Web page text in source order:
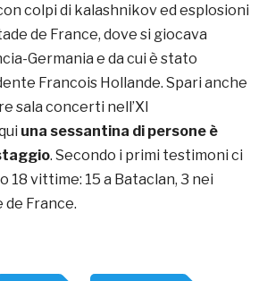
colpi di kalashnikov ed esplosioni
de France, dove si giocava
Germania e da cui è stato
Francois Hollande. Spari anche
sala concerti nell’XI
una sessantina di persone è
. Secondo i primi testimoni ci
18 vittime: 15 a Bataclan, 3 nei
de France.